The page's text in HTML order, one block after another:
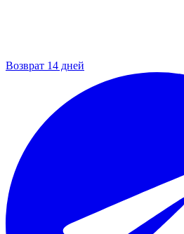
Возврат 14 дней